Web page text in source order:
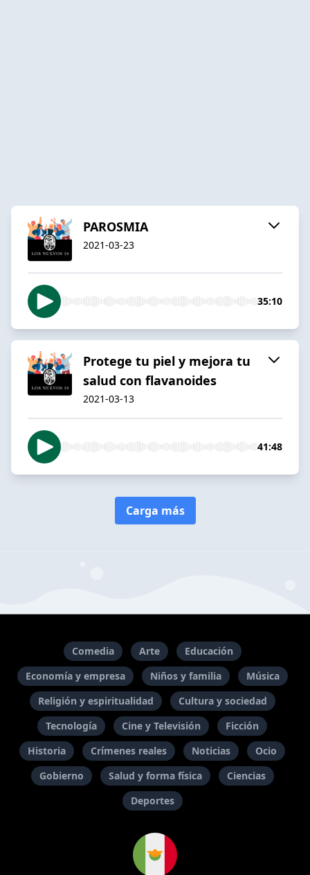
PAROSMIA
2021-03-23
35:10
Protege tu piel y mejora tu
salud con flavanoides
2021-03-13
41:48
Carga más
Comedia Arte
Educación
Economía y empresa
Niños y familia
Música
Religión y espiritualidad
Cultura y sociedad
Tecnología
Cine y Televisión
Ficción
Historia
Crímenes reales Noticias
Ocio
Gobierno
Salud y forma física
Ciencias
Deportes